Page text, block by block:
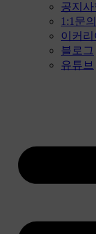
공지
1:1문의
이커리
블로그
유튜브